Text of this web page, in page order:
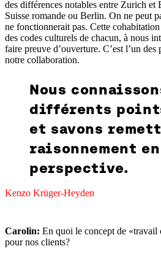
des différences notables entre Zurich et
Suisse romande ou Berlin. On ne peut
ne fonctionnerait pas. Cette
des codes culturels de chacun, à nous
faire preuve d’ouverture. C’est l’un
notre collaboration.
Nous
différents
et savons
raisonnement en
perspective.
Kenzo Krüger-Heyden
Carolin: En quoi le concept de
pour nos clients?